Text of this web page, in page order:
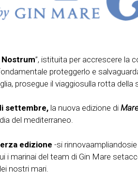
Nostrum”, istituita per accrescere la
proteggerlo e
prosegue il viaggiosulla rotta della
settembre, la nuova edizione di
del mediterraneo.
edizione -si
i marinai del team di Gin Mare
nostri mari.